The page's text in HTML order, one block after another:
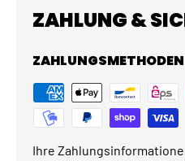
ZAHLUNG &
ZAHLUNGSMETHODEN
Ihre